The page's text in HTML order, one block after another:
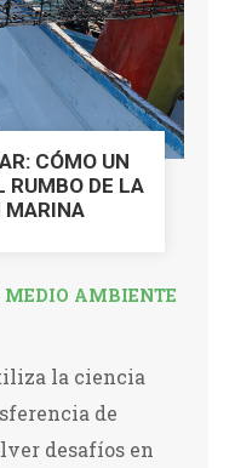
CÓMO UN
RUMBO DE LA
MARINA
MEDIO AMBIENTE
la ciencia
de
desafíos en